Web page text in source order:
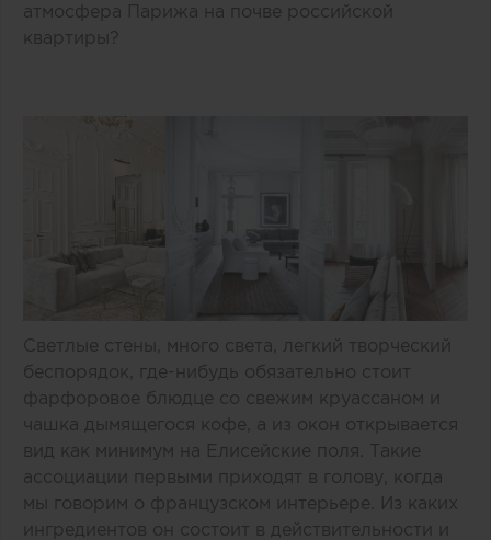
атмосфера Парижа на почве российской
квартиры?
Светлые стены, много света, легкий творческий
беспорядок, где-нибудь обязательно стоит
фарфоровое блюдце со свежим круассаном и
чашка дымящегося кофе, а из окон открывается
вид как минимум на Елисейские поля. Такие
ассоциации первыми приходят в голову, когда
мы говорим о французском интерьере. Из каких
ингредиентов он состоит в действительности и